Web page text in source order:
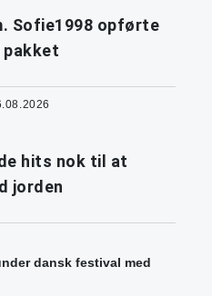
Sofie1998 opførte
pakket
hits nok til at
jorden
dansk festival med